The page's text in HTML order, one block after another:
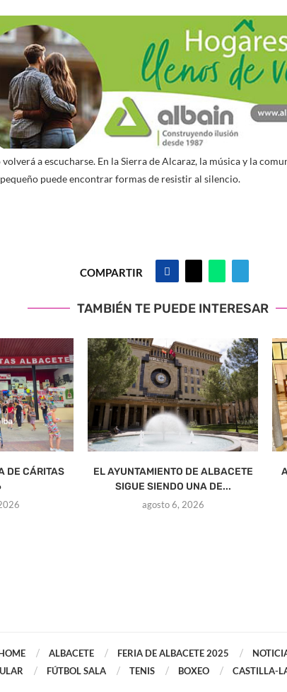
a escucharse. En la Sierra de Alcaraz, la música y la
puede encontrar formas de resistir al silencio.
COMPARTIR
TAMBIÉN TE PUEDE INTERESAR
DE CÁRITAS
EL AYUNTAMIENTO DE ALBACETE
SIGUE SIENDO UNA DE...
agosto 6, 2026
ALBACETE FERIA DE ALBACETE 2025
FÚTBOL SALA TENIS BOXEO CASTILLA-